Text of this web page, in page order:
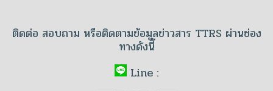
ติดต่อ สอบถาม หรือติดตามข้อมูลข่าวสาร TTRS ผ่านช่อง
ทางดังนี้
Line :